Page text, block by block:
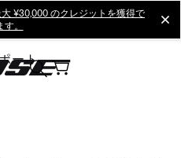
¥30,000 のクレジットを獲得で
す。
ート